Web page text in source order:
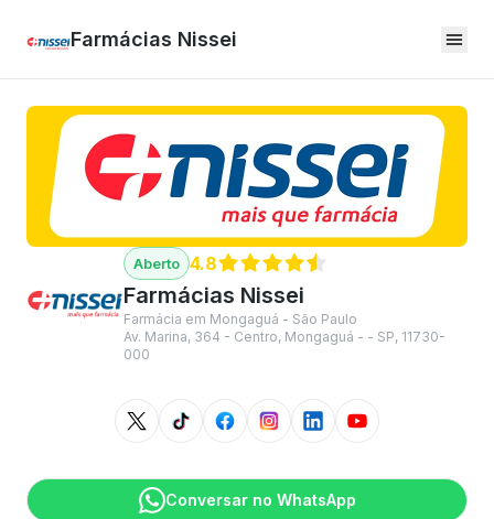
Farmácias Nissei
4.8
Farmácias Nissei
Farmácia em Mongaguá - São Paulo
Av. Marina, 364 - Centro, Mongaguá - - SP, 11730-
000
Conversar no WhatsApp